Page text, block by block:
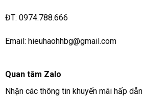
ĐT: 0974.788.666
Email: hieuhaohhbg@gmail.com
Quan tâm Zalo
Nhận các thông tin khuyến mãi hấp dẫn